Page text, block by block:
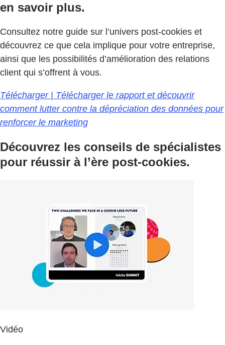
en savoir plus.
Consultez notre guide sur l’univers post-cookies et
découvrez ce que cela implique pour votre entreprise,
ainsi que les possibilités d’amélioration des relations
client qui s’offrent à vous.
Télécharger | Télécharger le rapport et découvrir
comment lutter contre la dépréciation des données pour
renforcer le marketing
Découvrez les conseils de spécialistes
pour réussir à l’ère post-cookies.
Vidéo